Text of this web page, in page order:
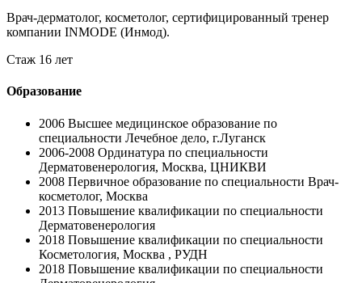
Врач-дерматолог, косметолог, сертифицированный тренер
компании INMODE (Инмод).
Стаж 16 лет
Образование
2006 Высшее медицинское образование по
специальности Лечебное дело, г.Луганск
2006-2008 Ординатура по специальности
Дерматовенерология, Москва, ЦНИКВИ
2008 Первичное образование по специальности Врач-
косметолог, Москва
2013 Повышение квалификации по специальности
Дерматовенерология
2018 Повышение квалификации по специальности
Косметология, Москва , РУДН
2018 Повышение квалификации по специальности